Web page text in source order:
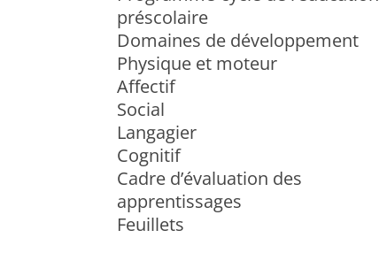
préscolaire
Domaines de développement
Physique et moteur
Affectif
Social
Langagier
Cognitif
Cadre d’évaluation des
apprentissages
Feuillets